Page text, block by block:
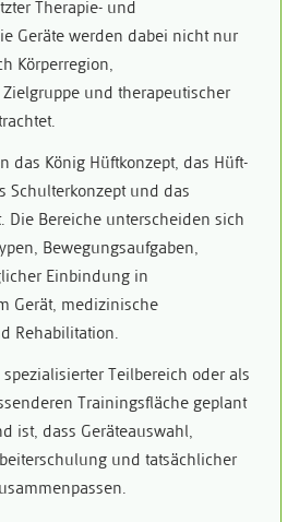
Therapie- und
Geräte werden dabei nicht nur
Körperregion,
und therapeutischer
das König Hüftkonzept, das Hüft-
Schulterkonzept und das
Die Bereiche unterscheiden sich
Bewegungsaufgaben,
Einbindung in
Gerät, medizinische
Rehabilitation.
spezialisierter Teilbereich oder als
Trainingsfläche geplant
ist, dass Geräteauswahl,
und tatsächlicher